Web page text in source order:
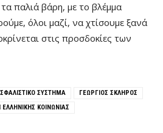
παλιά βάρη, με το βλέμμα
όλοι μαζί, να χτίσουμε ξανά
στις προσδοκίες των
ΣΥΣΤΗΜΑ
ΓΕΩΡΓΙΟΣ ΣΚΛΗΡΟΣ
ΚΟΙΝΩΝΙΑΣ